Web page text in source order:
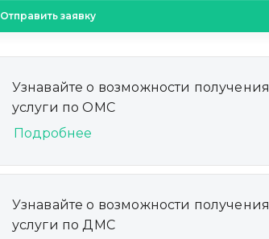
Отправить заявку
Узнавайте о возможности получения
услуги по ОМС
Подробнее
Узнавайте о возможности получения
услуги по ДМС